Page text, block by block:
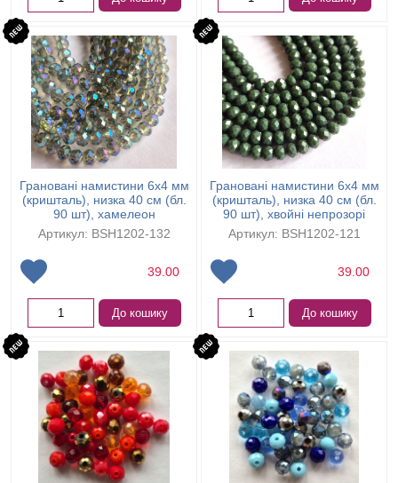
Грановані намистини 6х4 мм
(кришталь), низка 40 см (бл.
90 шт), хамелеон
Артикул: BSH1202-132
39.00
До кошику
Грановані намистини 6х4 мм
(кришталь), низка 40 см (бл.
90 шт), хвойні непрозорі
Артикул: BSH1202-121
39.00
До кошику